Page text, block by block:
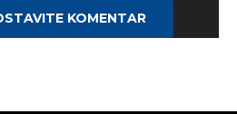
KOMENTAR